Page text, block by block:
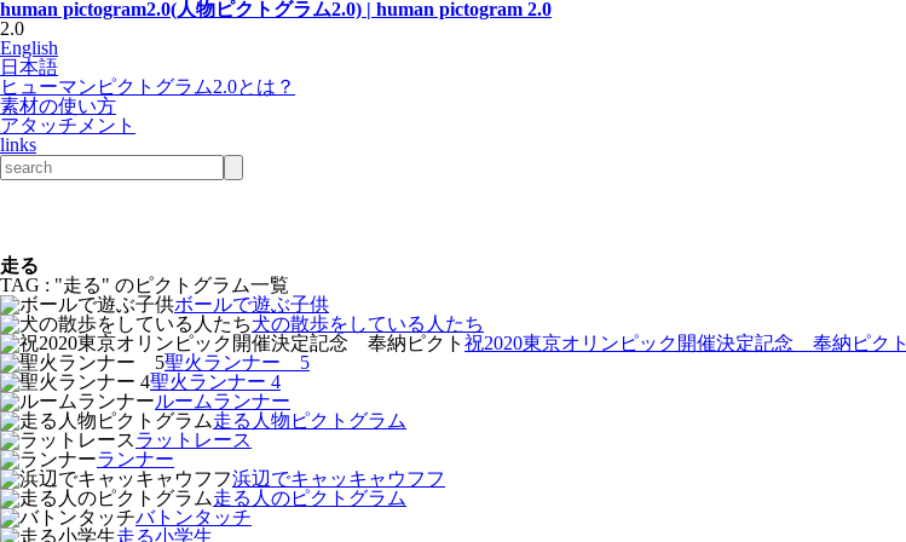
human pictogram2.0(人物ピクトグラム2.0) | human pictogram 2.0
2.0
English
日本語
ヒューマンピクトグラム2.0とは？
素材の使い方
アタッチメント
links
走る
TAG : "走る" のピクトグラム一覧
ボールで遊ぶ子供
犬の散歩をしている人たち
祝2020東京オリンピック開催決定記念 奉納ピクト
聖火ランナー 5
聖火ランナー 4
ルームランナー
走る人物ピクトグラム
ラットレース
ランナー
浜辺でキャッキャウフフ
走る人のピクトグラム
バトンタッチ
走る小学生